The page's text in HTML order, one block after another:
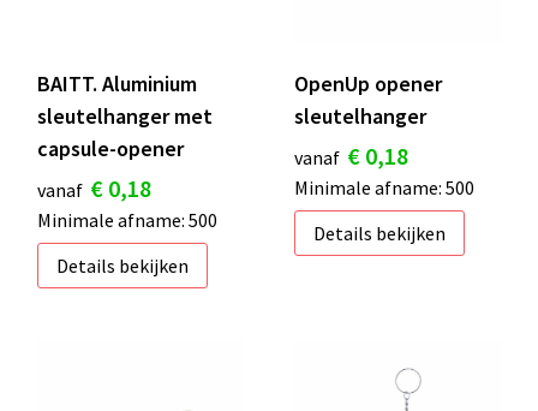
BAITT. Aluminium
sleutelhanger met
capsule-opener
vanaf € 0,18
Minimale afname: 500
Details bekijken
OpenUp opener
sleutelhanger
vanaf € 0,18
Minimale afname: 500
Details bekijken